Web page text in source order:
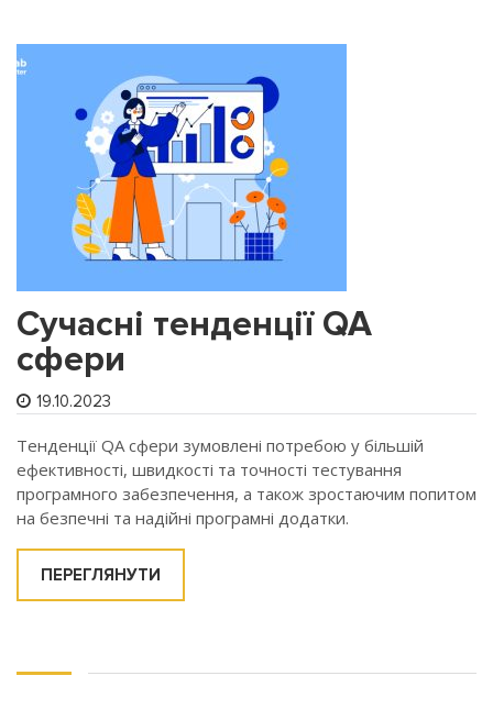
Сучасні тенденції QA
сфери
19.10.2023
Тенденції QA сфери зумовлені потребою у більшій
ефективності, швидкості та точності тестування
програмного забезпечення, а також зростаючим попитом
на безпечні та надійні програмні додатки.
ПЕРЕГЛЯНУТИ